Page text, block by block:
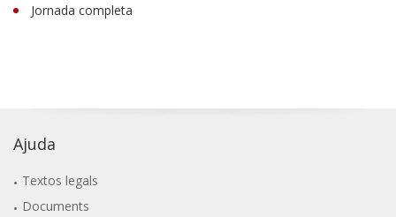
Jornada completa
Ajuda
Textos legals
Documents